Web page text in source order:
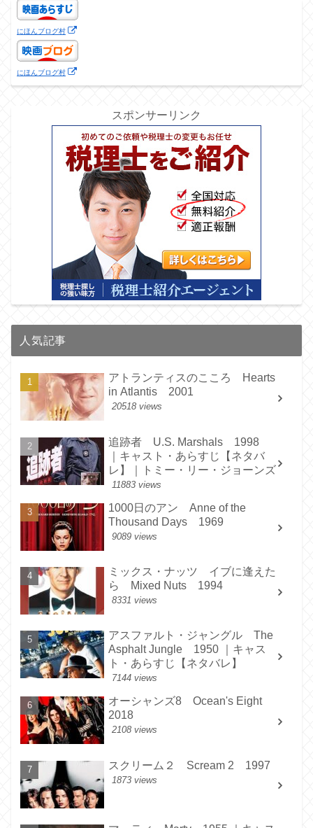
にほんブログ村
にほんブログ村
スポンサーリンク
人気記事
アトランティスのこころ Hearts
in Atlantis 2001
20518 views
追跡者 U.S. Marshals 1998
｜キャスト・あらすじ【ネタバ
レ】｜トミー・リー・ジョーンズ
11883 views
1000日のアン Anne of the
Thousand Days 1969
9089 views
ミックス・ナッツ イブに逢えた
ら Mixed Nuts 1994
8331 views
アスファルト・ジャングル The
Asphalt Jungle 1950 ｜キャス
ト・あらすじ【ネタバレ】
7144 views
オーシャンズ8 Ocean's Eight
2018
2108 views
スクリーム２ Scream 2 1997
1873 views